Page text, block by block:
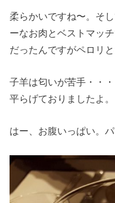
柔らかいですね〜。そ
ーなお肉とベストマッ
だったんですがペロリ
子羊は匂いが苦手・・
平らげておりましたよ。
はー、お腹いっぱい。